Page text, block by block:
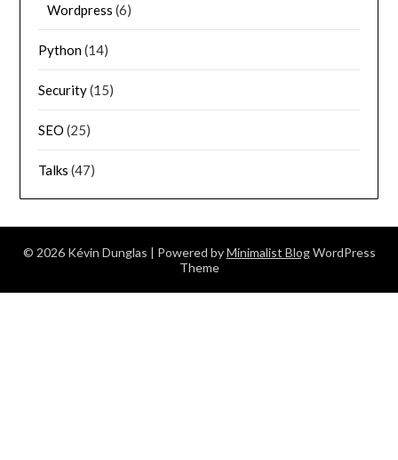
Wordpress (6)
Python(14)
Security(15)
SEO (25)
Talks (47)
© 2026 Kévin Dunglas | Powered byMinimalist BlogWordPress
Theme